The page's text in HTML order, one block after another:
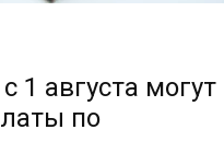
1 августа могут
по